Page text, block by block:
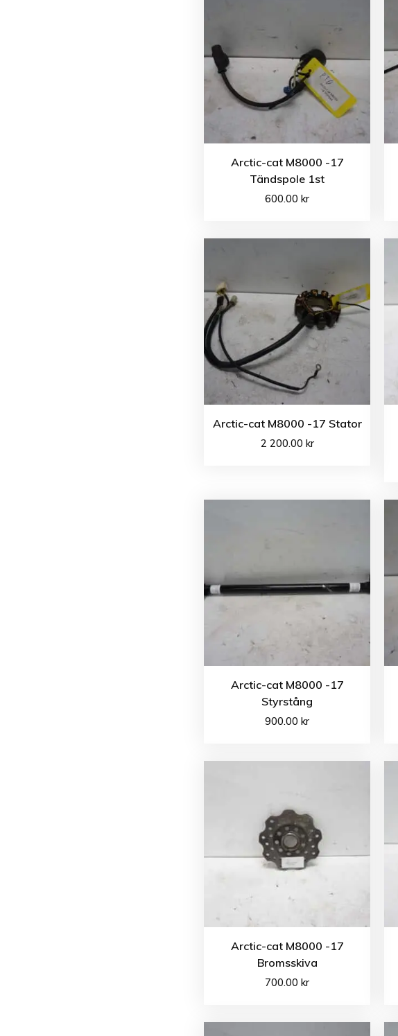
Arctic-cat M8000 -17
Tändspole 1st
600.00kr
Arctic-cat M8000 -17 Stator
2 200.00 kr
Arctic-cat M8000 -17
Styrstång
900.00kr
Arctic-cat M8000 -17
Bromsskiva
700.00kr